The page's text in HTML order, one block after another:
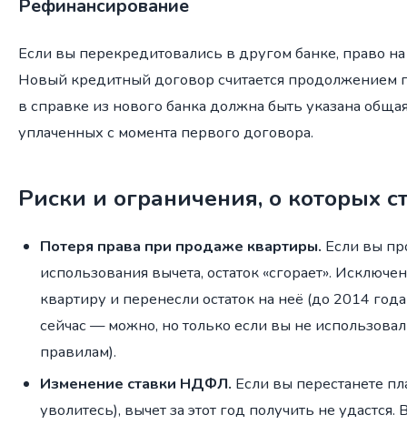
Рефинансирование
Если вы перекредитовались в другом банке, право на
Новый кредитный договор считается продолжением
в справке из нового банка должна быть указана
уплаченных с момента первого договора.
Риски и ограничения, о которых
Потеря права при продаже квартиры. Если вы
использования вычета, остаток «сгорает».
квартиру и перенесли остаток на неё (до 2014
сейчас — можно, но только если вы не
правилам).
Изменение ставки НДФЛ. Если вы перестанете
уволитесь), вычет за этот год получить не